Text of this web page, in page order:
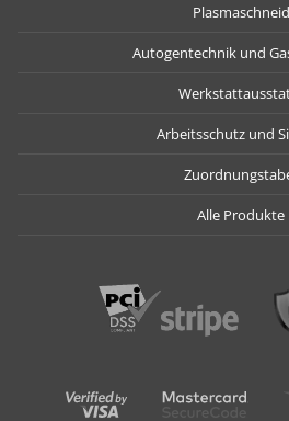
Autogentechnik und
Arbeitsschutz und
Alle Produkte